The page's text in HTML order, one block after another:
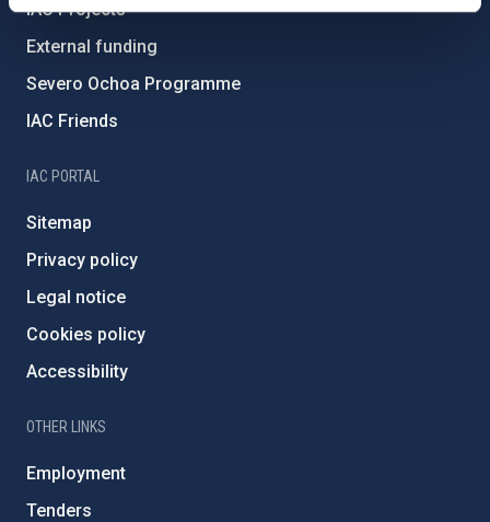
IAC Projects
External funding
Severo Ochoa Programme
IAC Friends
IAC PORTAL
Sitemap
Privacy policy
Legal notice
Cookies policy
Accessibility
OTHER LINKS
Employment
Tenders